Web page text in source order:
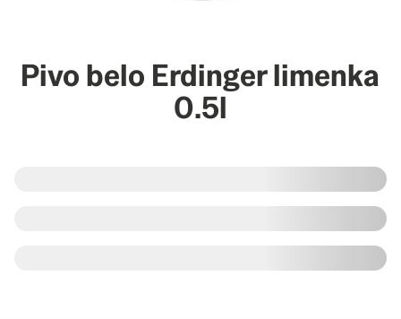
Pivo belo Erdinger limenka
0.5l